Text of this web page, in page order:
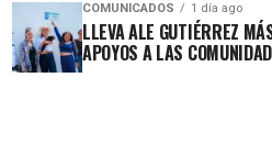
COMUNICADOS 1 día ago
LLEVA ALE GUTIÉRREZ
APOYOS A LAS